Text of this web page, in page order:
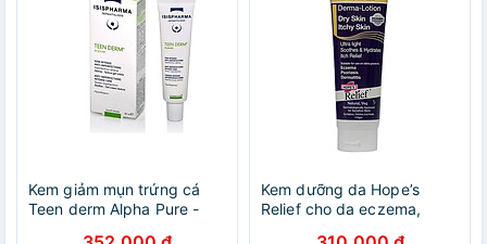
Kem giảm mụn trứng cá
Teen derm Alpha Pure -
Kem dưỡng da Hope’s
Relief cho da eczema,